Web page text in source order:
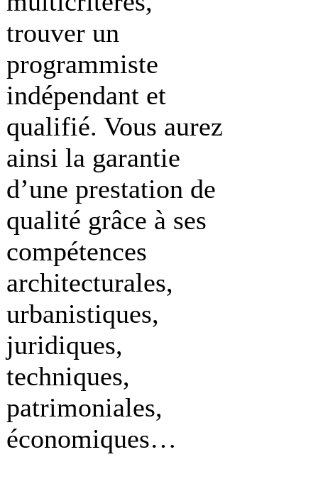
trouver un
programmiste
indépendant et
qualifié. Vous aurez
ainsi la garantie
d’une prestation de
qualité grâce à ses
compétences
architecturales,
urbanistiques,
juridiques,
techniques,
patrimoniales,
économiques…